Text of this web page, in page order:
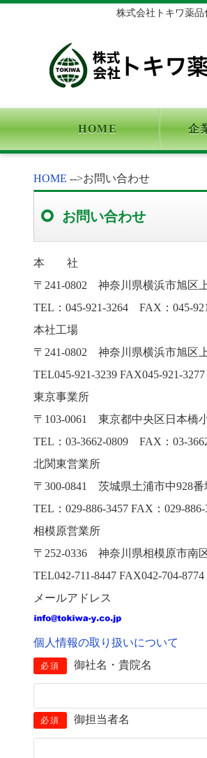
株式会社トキワ薬品
HOME 企
HOME -->お問い合わせ
お問い合わせ
本 社
〒241-0802 神奈川県横浜市旭区
TEL：045-921-3264 FAX：045-
本社工場
〒241-0802 神奈川県横浜市旭区
TEL045-921-3239 FAX045-921-3277
東京事業所
〒103-0061 東京都中央区日本橋
TEL：03-3662-0809 FAX：03-
北関東営業所
〒300-0841 茨城県土浦市中928番
TEL：029-886-3457 FAX：029-886-
相模原営業所
〒252-0336 神奈川県相模原市南
TEL042-711-8447 FAX042-704-8774
メールアドレス
個人情報の取り扱いについて
必須 御社名・貴院名
必須 御担当者名